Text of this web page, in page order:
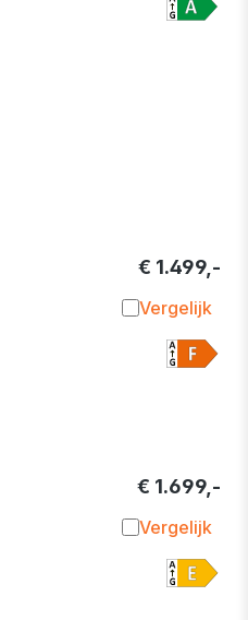
€ 1.499,-
Vergelijk
€ 1.699,-
Vergelijk